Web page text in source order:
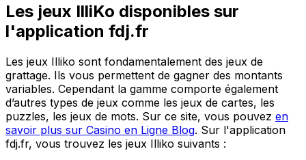
Les jeux IlliKo disponibles sur
l'application fdj.fr
Les jeux Illiko sont fondamentalement des jeux de
grattage. Ils vous permettent de gagner des montants
variables. Cependant la gamme comporte également
d’autres types de jeux comme les jeux de cartes, les
puzzles, les jeux de mots. Sur ce site, vous pouvez en
savoir plus sur Casino en Ligne Blog. Sur l'application
fdj.fr, vous trouvez les jeux Illiko suivants :